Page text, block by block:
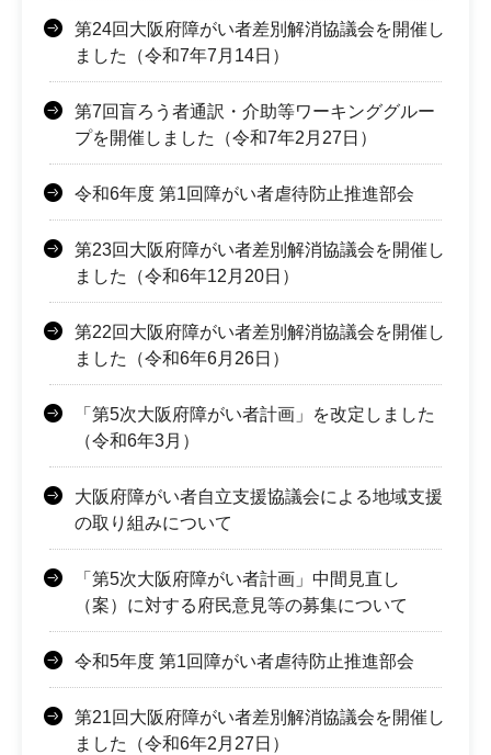
第24回大阪府障がい者差別解消協議会を開催し
ました（令和7年7月14日）
第7回盲ろう者通訳・介助等ワーキンググルー
プを開催しました（令和7年2月27日）
令和6年度 第1回障がい者虐待防止推進部会
第23回大阪府障がい者差別解消協議会を開催し
ました（令和6年12月20日）
第22回大阪府障がい者差別解消協議会を開催し
ました（令和6年6月26日）
「第5次大阪府障がい者計画」を改定しました
（令和6年3月）
大阪府障がい者自立支援協議会による地域支援
の取り組みについて
「第5次大阪府障がい者計画」中間見直し
（案）に対する府民意見等の募集について
令和5年度 第1回障がい者虐待防止推進部会
第21回大阪府障がい者差別解消協議会を開催し
ました（令和6年2月27日）